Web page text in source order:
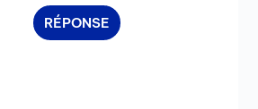
RÉPONSE